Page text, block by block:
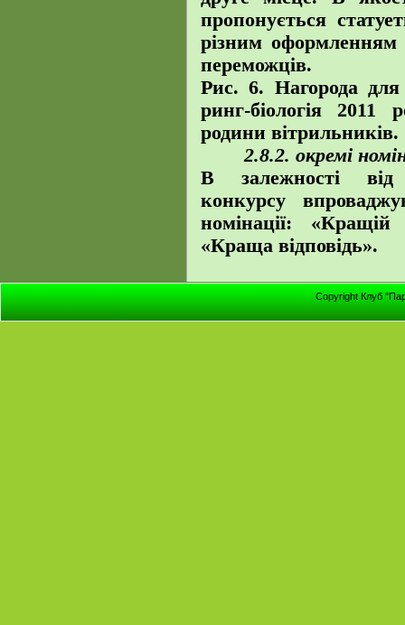
пропонується
різним оформленням
переможців.
Рис. 6. Нагорода
ринг-біологія 2011
родини вітрильників.
2.8.2. окремі
В залежності від
конкурсу
номінації:
«Краща відповідь».
Copyright Клуб